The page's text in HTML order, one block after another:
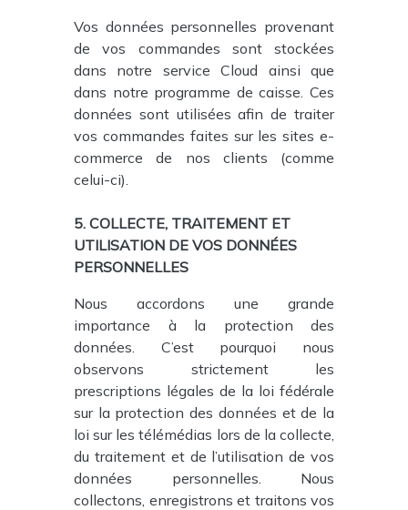
Vos données personnelles provenant
de vos commandes sont stockées
dans notre service Cloud ainsi que
dans notre programme de caisse. Ces
données sont utilisées afin de traiter
vos commandes faites sur les sites e-
commerce de nos clients (comme
celui-ci).
5. COLLECTE, TRAITEMENT ET
UTILISATION DE VOS DONNÉES
PERSONNELLES
Nous accordons une grande
importance à la protection des
données. C’est pourquoi nous
observons strictement les
prescriptions légales de la loi fédérale
sur la protection des données et de la
loi sur les télémédias lors de la collecte,
du traitement et de l’utilisation de vos
données personnelles. Nous
collectons, enregistrons et traitons vos